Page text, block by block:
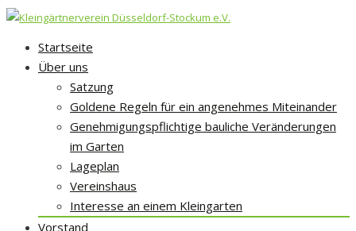
Skip
Startseite
Über uns
Satzung
Goldene Regeln für ein angenehmes Miteinander
Genehmigungspflichtige bauliche Veränderungen
im Garten
Lageplan
Vereinshaus
Interesse an einem Kleingarten
Vorstand